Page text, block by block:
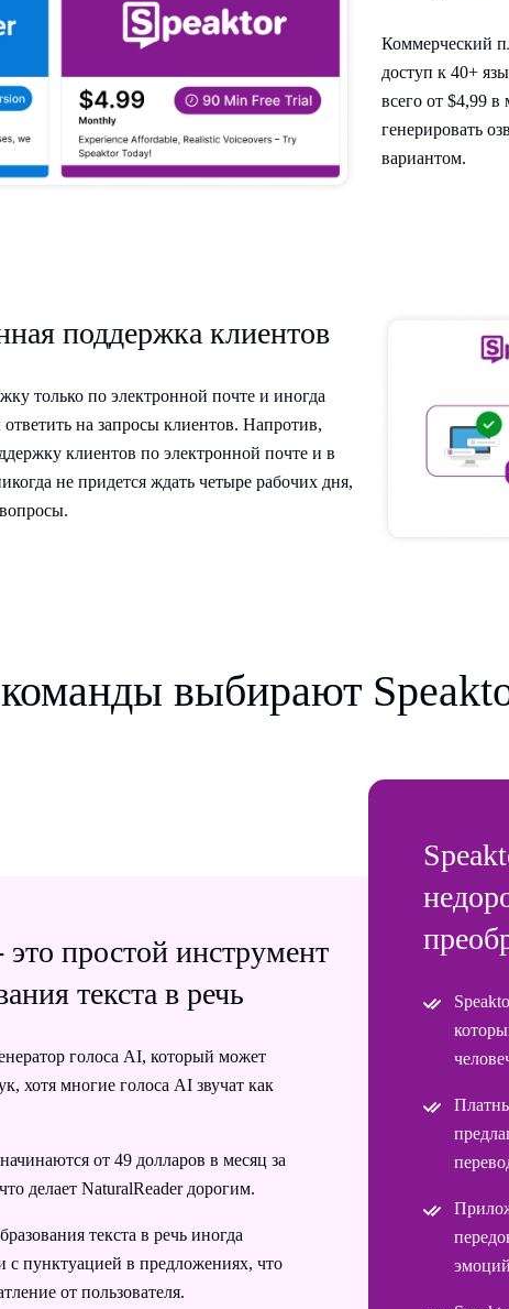
Коммерческий
доступ к 40+
всего от $4,99 в
генерировать
вариантом.
поддержка клиентов
только по электронной почте и иногда
ответить на запросы клиентов. Напротив,
клиентов по электронной почте и в
не придется ждать четыре рабочих дня,
выбирают
это простой инструмент
текста в речь
голоса AI, который может
хотя многие голоса AI звучат как
от 49 долларов в месяц за
делает NaturalReader дорогим.
текста в речь иногда
с пунктуацией в предложениях, что
от пользователя.